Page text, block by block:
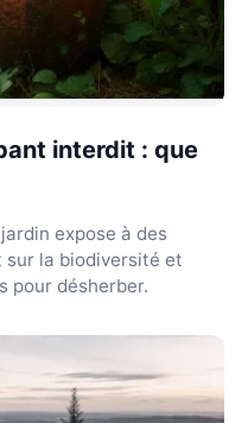
interdit : que
expose à des
sur la biodiversité et
pour désherber.